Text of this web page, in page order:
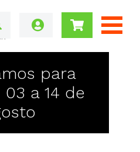
para
a 14 de